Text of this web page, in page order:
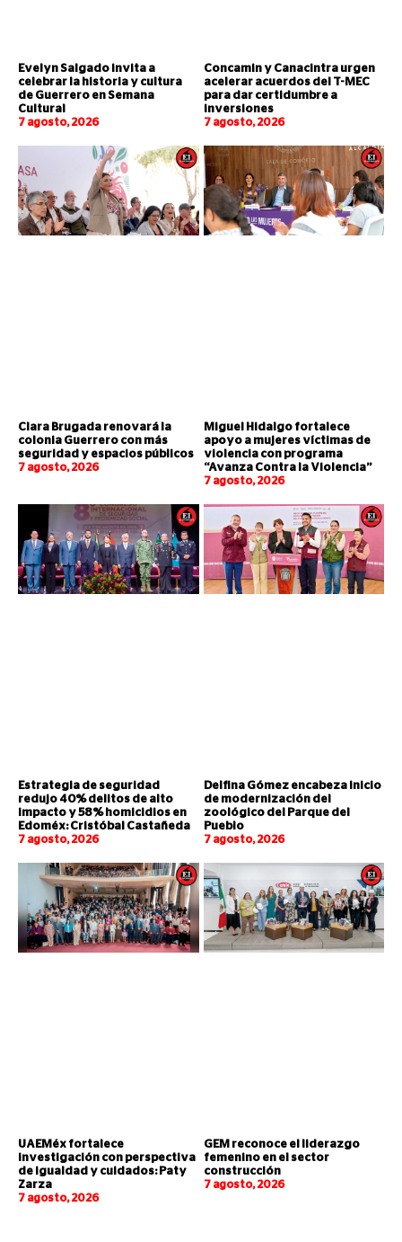
Evelyn Salgado invita a
celebrar la historia y cultura
de Guerrero en Semana
Cultural
7 agosto, 2026
Concamin y Canacintra urgen
acelerar acuerdos del T-MEC
para dar certidumbre a
inversiones
7 agosto, 2026
Clara Brugada renovará la
colonia Guerrero con más
seguridad y espacios públicos
7 agosto, 2026
Miguel Hidalgo fortalece
apoyo a mujeres víctimas de
violencia con programa
“Avanza Contra la Violencia”
7 agosto, 2026
Estrategia de seguridad
redujo 40% delitos de alto
impacto y 58% homicidios en
Edoméx: Cristóbal Castañeda
7 agosto, 2026
Delfina Gómez encabeza inicio
de modernización del
zoológico del Parque del
Pueblo
7 agosto, 2026
UAEMéx fortalece
investigación con perspectiva
de igualdad y cuidados: Paty
Zarza
7 agosto, 2026
GEM reconoce el liderazgo
femenino en el sector
construcción
7 agosto, 2026